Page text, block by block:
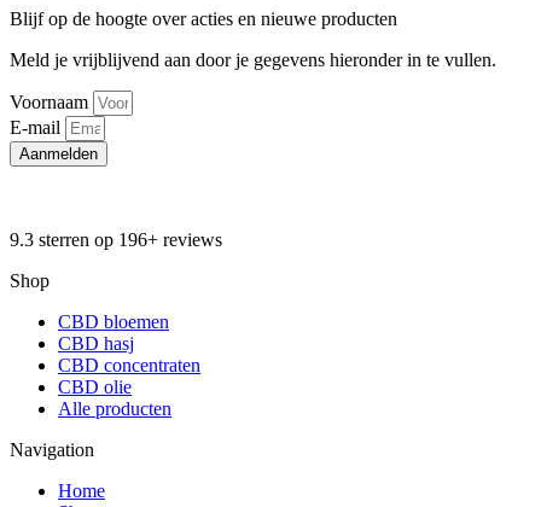
Blijf op de hoogte over acties en nieuwe producten
Meld je vrijblijvend aan door je gegevens hieronder in te vullen.
Voornaam
E-mail
Aanmelden
9.3 sterren op 196+ reviews
Shop
CBD bloemen
CBD hasj
CBD concentraten
CBD olie
Alle producten
Navigation
Home